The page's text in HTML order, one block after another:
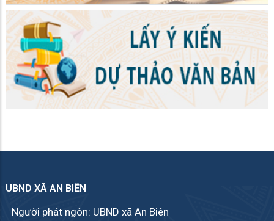
UBND XÃ AN BIÊN
Người phát ngôn: UBND xã An Biên